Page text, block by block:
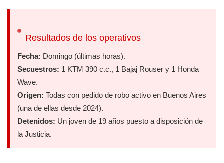
Resultados de los operativos
Fecha: Domingo (últimas horas).
Secuestros: 1 KTM 390 c.c., 1 Bajaj Rouser y 1 Honda
Wave.
Origen: Todas con pedido de robo activo en Buenos Aires
(una de ellas desde 2024).
Detenidos: Un joven de 19 años puesto a disposición de
la Justicia.